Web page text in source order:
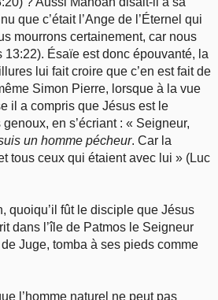
que c’était l’Ange de l’Éternel qui
mourrons certainement, car nous
Ésaïe est donc épouvanté, la
lui fait croire que c’en est fait de
Simon Pierre, lorsque à la vue
il a compris que Jésus est le
en s’écriant : « Seigneur,
un homme pécheur. Car la
tous ceux qui étaient avec lui » (Luc
quoiqu’il fût le disciple que Jésus
dans l’île de Patmos le Seigneur
Juge, tomba à ses pieds comme
l’homme naturel ne peut pas